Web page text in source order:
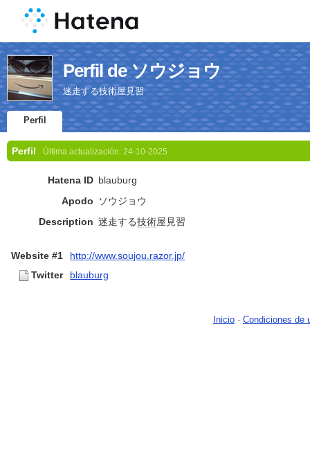
Perfil de ソウジョウ
迷走する技術屋見習
Perfil
Perfil Última actualización: 24-10-2025
Hatena ID blauburg
Apodo
ソウジョウ
Description 迷走する技術屋見習
Website #1
http://www.soujou.razor.jp/
Twitter
blauburg
Inicio - Condiciones de